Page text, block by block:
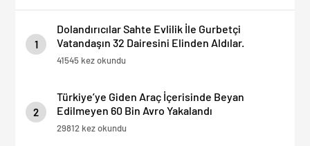
1
Dolandırıcılar Sahte Evlilik İle Gurbetçi
Vatandaşın 32 Dairesini Elinden Aldılar.
41545 kez okundu
2
Türkiye’ye Giden Araç İçerisinde Beyan
Edilmeyen 60 Bin Avro Yakalandı
29812 kez okundu